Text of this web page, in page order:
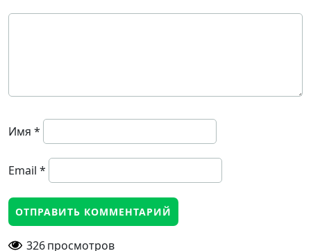
Имя *
Email *
326просмотров